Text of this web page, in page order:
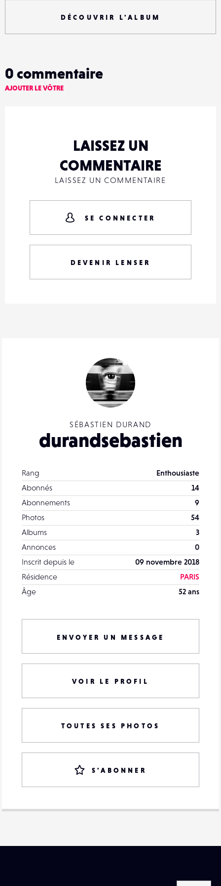
DÉCOUVRIR L'ALBUM
SÉBASTIEN DURAND
durandsebastien
Rang
Enthousiaste
Abonnés
14
Abonnements
9
Photos
54
Albums
3
Annonces
0
Inscrit depuis le
09 novembre 2018
Résidence
PARIS
Âge
52 ans
ENVOYER UN MESSAGE
VOIR LE PROFIL
TOUTES SES PHOTOS
S'ABONNER
0 commentaire
AJOUTER LE VÔTRE
LAISSEZ UN
COMMENTAIRE
LAISSEZ UN COMMENTAIRE
SE CONNECTER
DEVENIR LENSER